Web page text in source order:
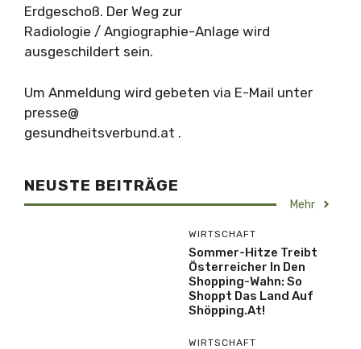
Erdgeschoß. Der Weg zur
Radiologie / Angiographie-Anlage wird
ausgeschildert sein.
Um Anmeldung wird gebeten via E-Mail unter
presse@
gesundheitsverbund.at .
NEUSTE BEITRÄGE
Mehr
WIRTSCHAFT
Sommer-Hitze Treibt
Österreicher In Den
Shopping-Wahn: So
Shoppt Das Land Auf
Shöpping.at!
WIRTSCHAFT